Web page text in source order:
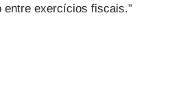
exercícios fiscais.”